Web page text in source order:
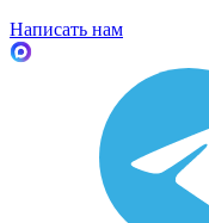
Написать нам